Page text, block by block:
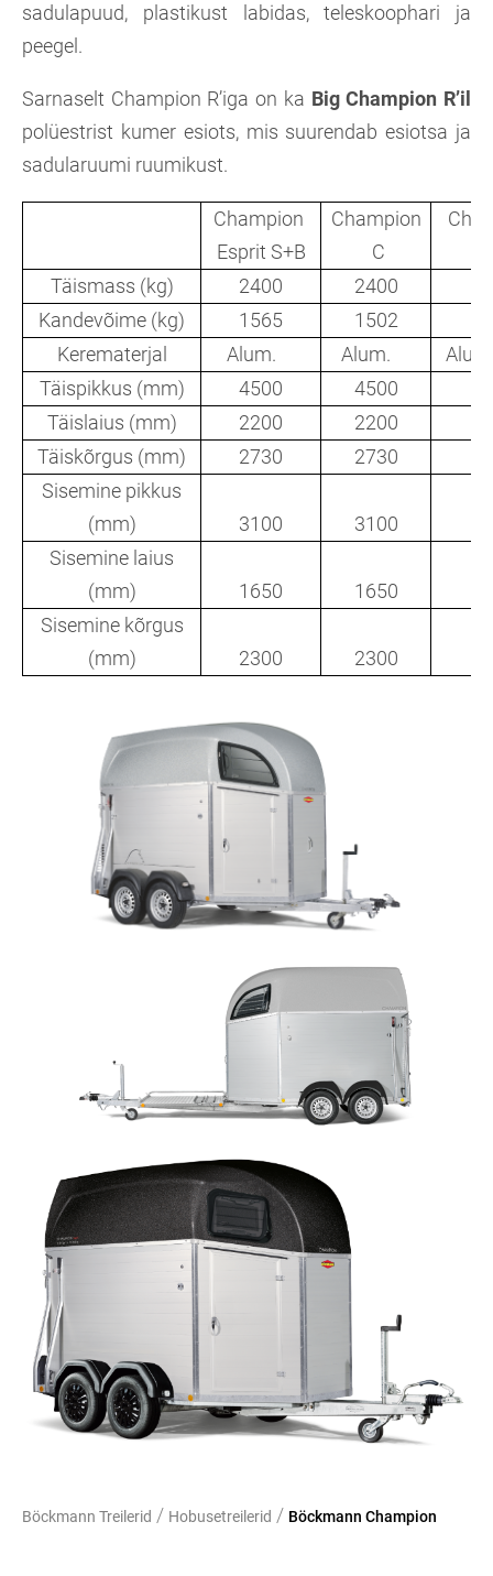
sadulapuud, plastikust labidas, teleskoophari ja
peegel.
Sarnaselt Champion R’iga on ka Big Champion R’il
polüestrist kumer esiots, mis suurendab esiotsa ja
sadularuumi ruumikust.
Champion
Esprit S+B
Champion
C
Täismass (kg)
2400 2400
Kandevõime (kg)
1565 1502
Kerematerjal
Alum. Alum.
Täispikkus (mm)
4500 4500
Täislaius (mm)
2200 2200
Täiskõrgus (mm)
2730 2730
Sisemine pikkus
(mm)
3100 3100
Sisemine laius
(mm)
1650 1650
Sisemine kõrgus
(mm)
2300 2300
Böckmann Treilerid / Hobusetreilerid / Böckmann Champion